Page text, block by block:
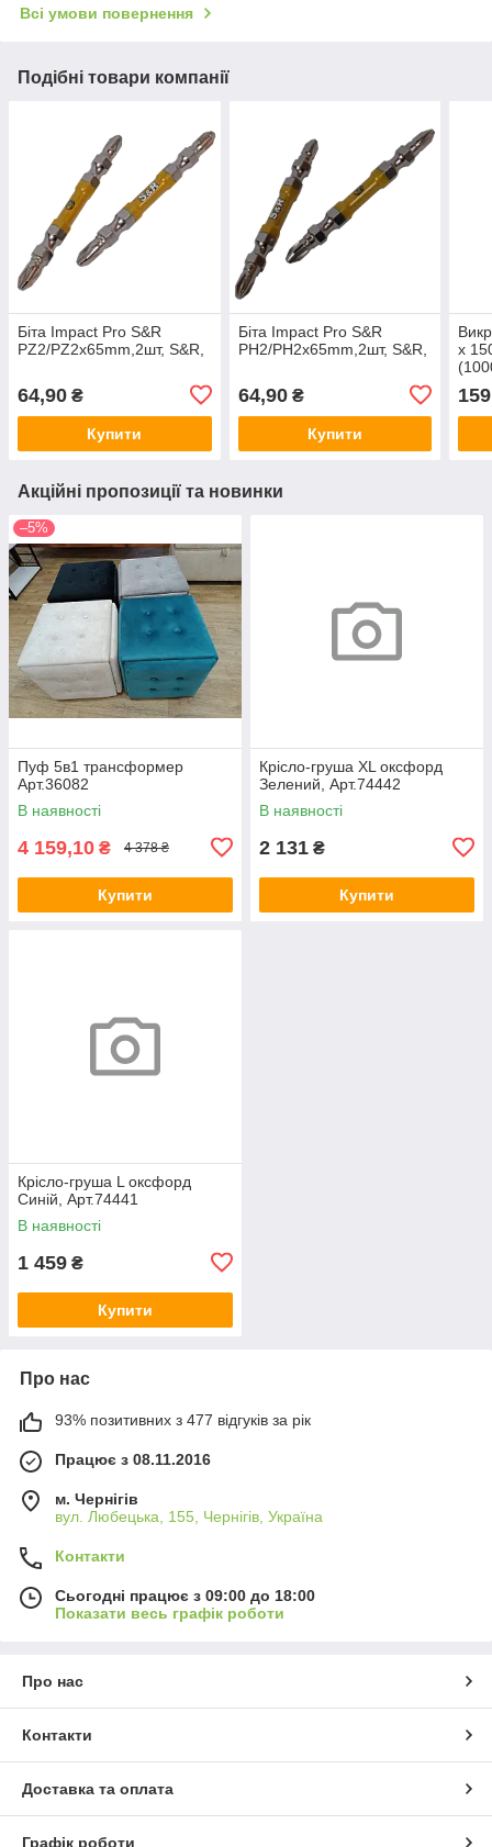
Всі умови повернення
Подібні товари компанії
Біта Impact Pro S&R
PZ2/PZ2x65mm,2шт, S&R,
64,90 ₴
Купити
Біта Impact Pro S&R
PH2/PH2x65mm,2шт, S&R,
64,90₴
Купити
x
Акційні пропозиції та новинки
–5%
Пуф 5в1 трансформер
Арт.36082
В наявності
4 159,10 ₴ 4 378 ₴
Купити
Крісло-груша ХL оксфорд
Зелений, Арт.74442
В наявності
2 131 ₴
Купити
Крісло-груша L оксфорд
Синій, Арт.74441
В наявності
1 459 ₴
Купити
Про нас
93% позитивних з 477 відгуків за рік
Працює з 08.11.2016
м. Чернігів
вул. Любецька, 155, Чернігів, Україна
Контакти
Сьогодні працює з 09:00 до 18:00
Показати весь графік роботи
Про нас
Контакти
Доставка та оплата
Графік роботи